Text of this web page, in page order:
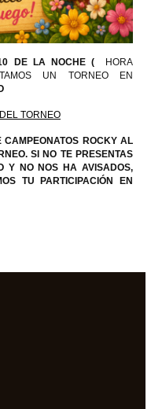
DE LA NOCHE (HORA
UN TORNEO EN
TORNEO
ROCKY AL
SI NO TE PRESENTAS
Y NO NOS HA AVISADOS,
TU PARTICIPACIÓN EN